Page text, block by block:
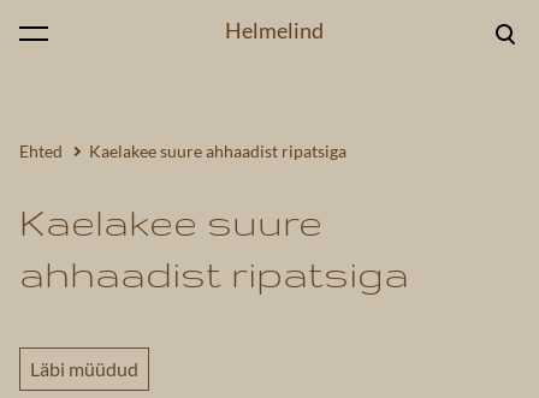
Helmelind
lisati ostukorvi. Vaata ostukorvi
Ehted Kaelakee suure ahhaadist ripatsiga
Kaelakee suure
ahhaadist ripatsiga
Läbi müüdud